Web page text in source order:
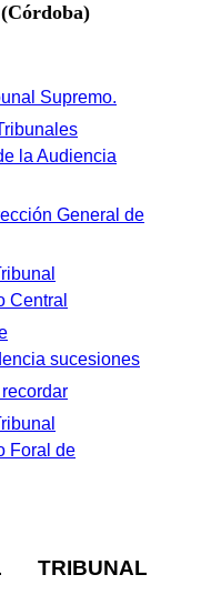
(Córdoba)
Supremo.
la Audiencia
General de
Central
sucesiones
Foral de
TRIBUNAL